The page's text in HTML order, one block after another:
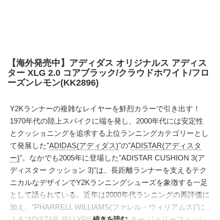
【海外発売中】アディダス オリジナルス アディス
ター XLG 2.0 コアブラック/クラウドホワイト/フロ
ーズンレモン(KK2896)
Y2Kランナーの複雑なレイヤーを鮮烈カラーで引き出す！
1970年代の陸上スパイクに端を発し、2000年代には安定性
とクッショニングを追求する上位ランニングカテゴリーとし
て発展した"ADIDAS(アディダス)"の"ADISTAR(アディスタ
ー)"。なかでも2005年に登場した"ADISTAR CUSHION 3(ア
ディスター クッション 3)"は、長距離ランナーを支えるテク
ニカルなデザインでY2Kランニングシューズを象徴する一足
として語られている。近年は2000年代ランニングの再評価に
加え、"PHARRELL WILLIAMS(ファレル・ウィリアムス)"に